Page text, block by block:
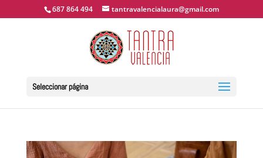
687 864 494 tantravalencialaura@gmail.com
Seleccionar página